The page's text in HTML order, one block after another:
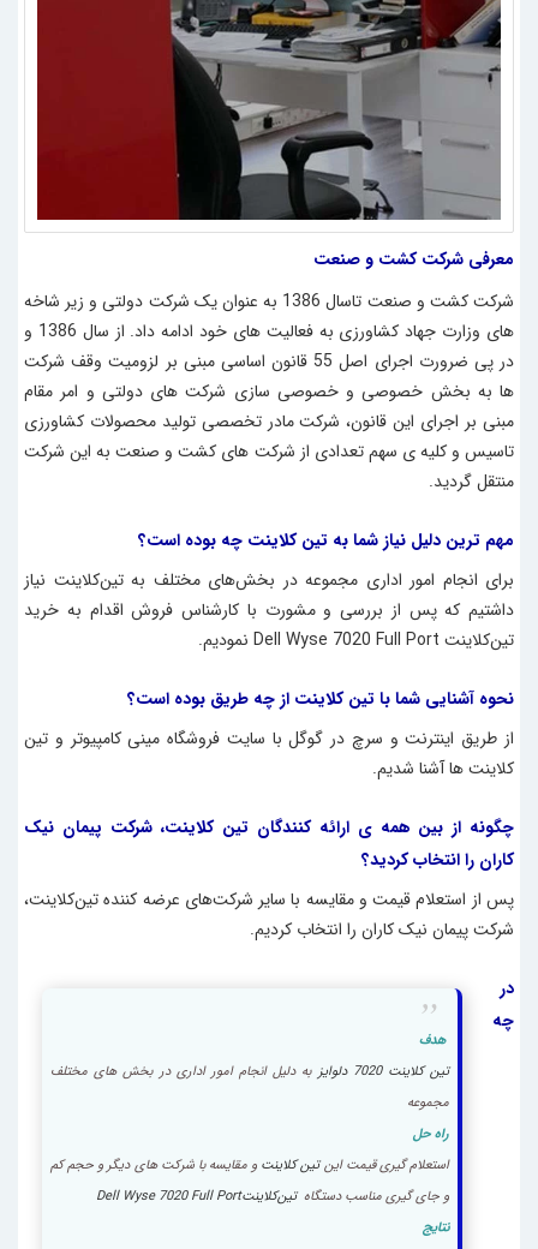
معرفی شرکت کشت و صنعت
شرکت کشت و صنعت تاسال 1386 به عنوان یک شرکت دولتی و زیر شاخه
های وزارت جهاد کشاورزی به فعالیت های خود ادامه داد. از سال 1386 و
در پی ضرورت اجرای اصل 55 قانون اساسی مبنی بر لزومیت وقف شرکت
ها به بخش خصوصی و خصوصی سازی شرکت های دولتی و امر مقام
مبنی بر اجرای این قانون، شرکت مادر تخصصی تولید محصولات کشاورزی
تاسیس و کلیه ی سهم تعدادی از شرکت های کشت و صنعت به این شرکت
منتقل گردید.
مهم ترین دلیل نیاز شما به تین کلاینت چه بوده است؟
برای انجام امور اداری مجموعه در بخش‌های مختلف به تین‌کلاینت نیاز
داشتیم که پس از بررسی و مشورت با کارشناس فروش اقدام به خرید
تین‌‌کلاینت Dell Wyse 7020 Full Port
نمودیم.
نحوه آشنایی شما با تین کلاینت از چه طریق بوده است؟
از طریق اینترنت و سرچ در گوگل با سایت فروشگاه مینی کامپیوتر و تین
کلاینت ها آشنا شدیم.
چگونه از بین همه ی ارائه کنندگان تین کلاینت، شرکت پیمان نیک
کاران را انتخاب کردید؟
پس از استعلام قیمت و مقایسه با سایر شرکت‌های عرضه کننده‌تین‌کلاینت،
شرکت پیمان نیک کاران را انتخاب کردیم.
هدف
تین کلاینت 7020 دلوایز
به دلیل انجام امور اداری در بخش های مختلف
مجموعه
راه حل
استعلام گیری قیمت اینتین کلاینت و مقایسه با شرکت های دیگر و حجم کم
و جای گیری مناسب دستگاهتین‌کلاینتDell Wyse 7020 Full Port
نتایج
در
چه